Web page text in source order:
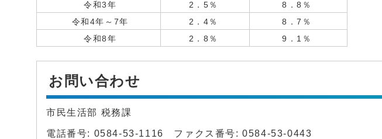
令和3年
2．5％
8．8％
令和4年～7年
2．4％
8．7％
令和8年
2．8％ 9．1％
お問い合わせ
市民生活部 税務課
電話番号: 0584-53-1116 ファクス番号: 0584-53-0443